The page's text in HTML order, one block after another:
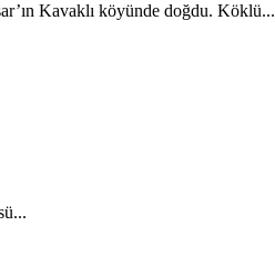
Kavaklı köyünde doğdu. Köklü...